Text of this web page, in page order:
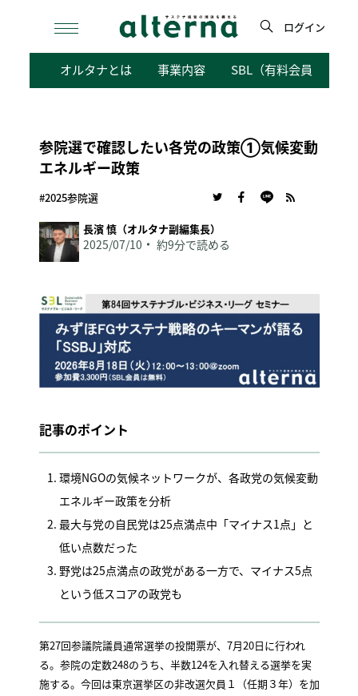
検
ログイン
オルタナとは 事業内容 SBL（有料会員向けサ
参院選で確認したい各党の政策①気候変動
エネルギー政策
#2025参院選
長濱 慎（オルタナ副編集長）
2025/07/10 約9分で読める
記事のポイント
環境NGOの気候ネットワークが、各政党の気候変動
エネルギー政策を分析
最大与党の自民党は25点満点中「マイナス1点」と
低い点数だった
野党は25点満点の政党がある一方で、マイナス5点
という低スコアの政党も
第27回参議院議員通常選挙の投開票が、7月20日に行われ
る。参院の定数248のうち、半数124を入れ替える選挙を実
施する。今回は東京選挙区の非改選欠員１（任期３年）を加